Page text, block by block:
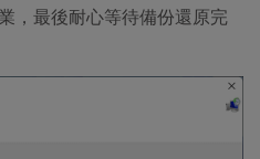
，最後耐心等待備份還原完